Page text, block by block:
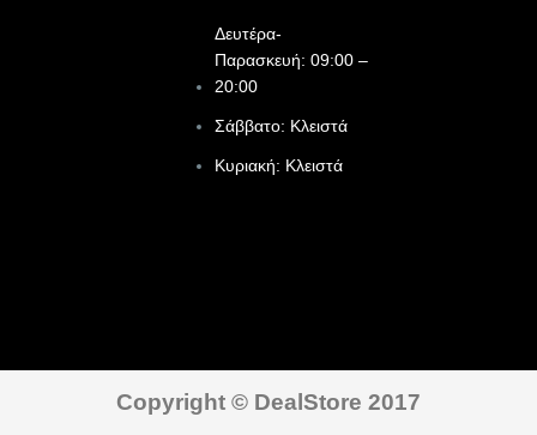
Δευτέρα-
Παρασκευή: 09:00 –
20:00
Σάββατο: Κλειστά
Κυριακή: Κλειστά
Copyright © DealStore 2017